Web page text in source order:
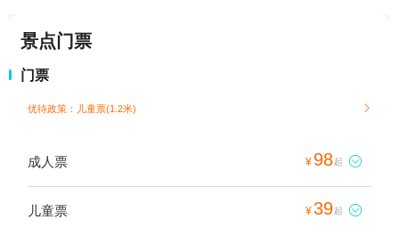
景点门票
门票
优待政策：儿童票(1.2米) 
成人票 ¥ 98起 
儿童票 ¥39起 